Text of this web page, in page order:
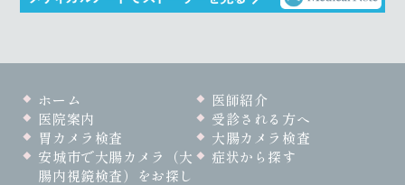
ホーム
医師紹介
医院案内
受診される方へ
胃カメラ検査
大腸カメラ検査
安城市で大腸カメラ（大
腸内視鏡検査）をお探し
症状から探す